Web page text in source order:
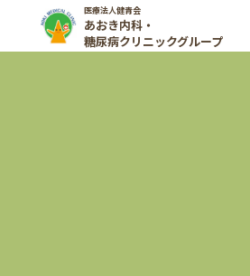
医療法人健青会
あおき内科・
糖尿病クリニックグループ